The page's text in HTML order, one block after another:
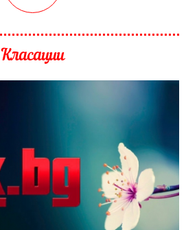
Класации